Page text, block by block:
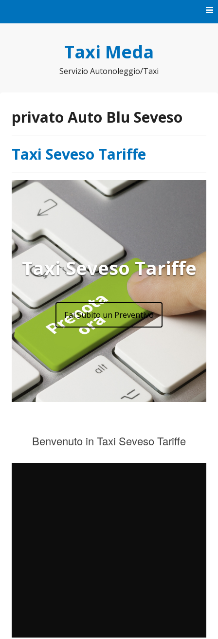
Taxi Meda
Servizio Autonoleggio/Taxi
privato Auto Blu Seveso
Taxi Seveso Tariffe
Taxi Seveso Tariffe
Fai Subito un Preventivo
Benvenuto in Taxi Seveso Tariffe